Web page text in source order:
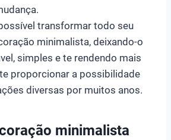
transformar todo seu
minimalista, deixando-o
simples e te rendendo mais
proporcionar a possibilidade
diversas por muitos anos.
minimalista